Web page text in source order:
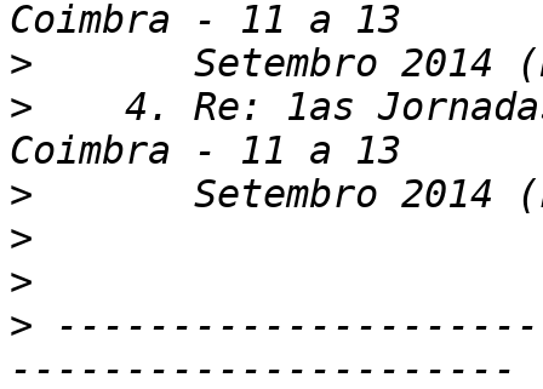
>
>
4. Re: 1as
>
>
>
>